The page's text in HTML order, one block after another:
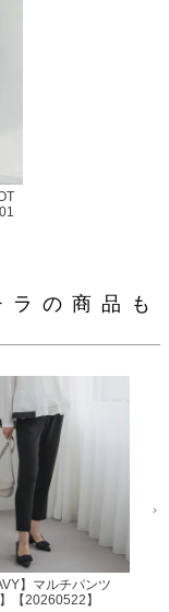
の商品も
】マルチパンツ
【20260522】